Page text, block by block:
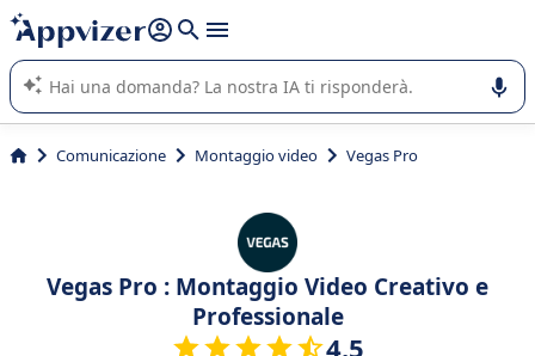
righe con
shift + enter
L'IA di Appvizer vi guida nell'utilizzo o nella scelta di un
software SaaS per la vostra azienda.
Comunicazione Montaggio video Vegas Pro
Vegas Pro : Montaggio Video Creativo e
Professionale
4.5